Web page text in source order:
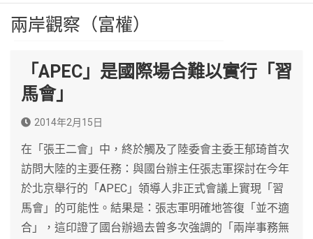
兩岸觀察（富權）
「APEC」是國際場合難以實行「習
馬會」
2014年2月15日
在「張王二會」中，終於觸及了陸委會主委王郁琦首次
訪問大陸的主要任務：與國台辦主任張志軍探討在今年
於北京舉行的「APEC」領導人非正式會議上實現「習
馬會」的可能性。結果是：張志軍明確地答復「並不適
合」，這印證了國台辦過去曾多次強調的「兩岸事務無